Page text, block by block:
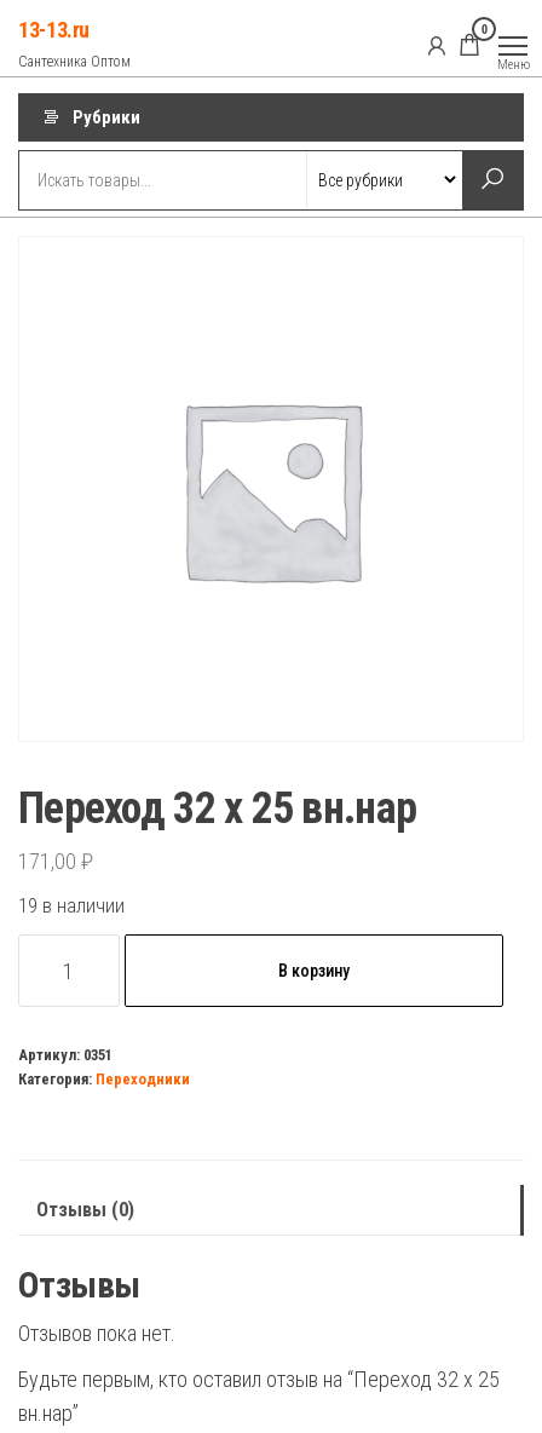
содержимому
13-13.ru
Сантехника Оптом
0
Меню
Рубрики
Переход 32 х 25 вн.нар
171,00 ₽
19 в наличии
товара
32
х
В корзину
Артикул: 0351
Категория: Переходники
Отзывы (0)
Отзывы
Отзывов пока нет.
Будьте первым, кто оставил отзыв на “Переход 32 х 25
вн.нар”